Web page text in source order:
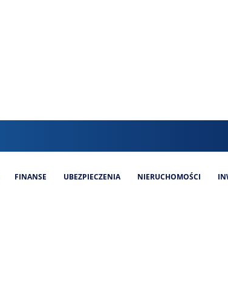
FINANSE UBEZPIECZENIA NIERUCHOMOŚCI